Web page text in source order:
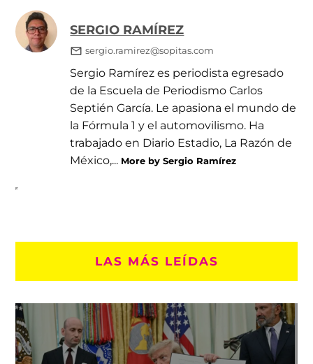
SERGIO RAMÍREZ
sergio.ramirez@sopitas.com
Sergio Ramírez es periodista egresado
de la Escuela de Periodismo Carlos
Septién García. Le apasiona el mundo de
la Fórmula 1 y el automovilismo. Ha
trabajado en Diario Estadio, La Razón de
México,... More by Sergio Ramírez
LAS MÁS LEÍDAS